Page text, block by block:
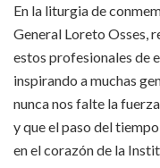
En la liturgia de
General Loreto Osses,
estos profesionales de
inspirando a muchas
nunca nos falte la
y que el paso del
en el corazón de la